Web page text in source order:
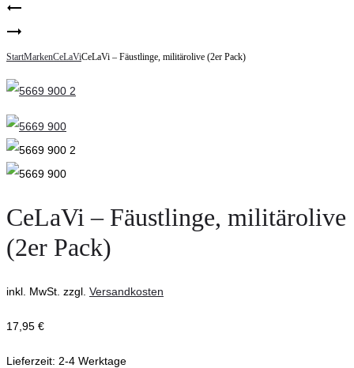
Product
navigation
Socken
Pack)
curry
CeLaVi
–
Fäustlinge,
rose
(2er
Pack)
StartMarkenCeLaViCeLaVi – Fäustlinge, militärolive (2er Pack)
CeLaVi – Fäustlinge, militärolive
(2er Pack)
inkl. MwSt. zzgl. Versandkosten
17,95 €
Lieferzeit: 2-4 Werktage